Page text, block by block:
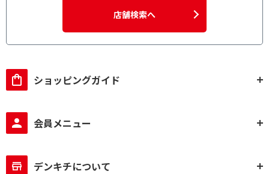
店舗検索へ
ショッピングガイド
会員メニュー
デンキチについて